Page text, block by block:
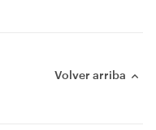
Volver arriba